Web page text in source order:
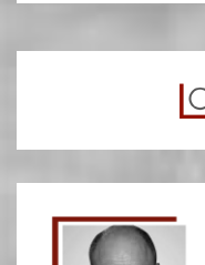
Battisti:
Sabadin